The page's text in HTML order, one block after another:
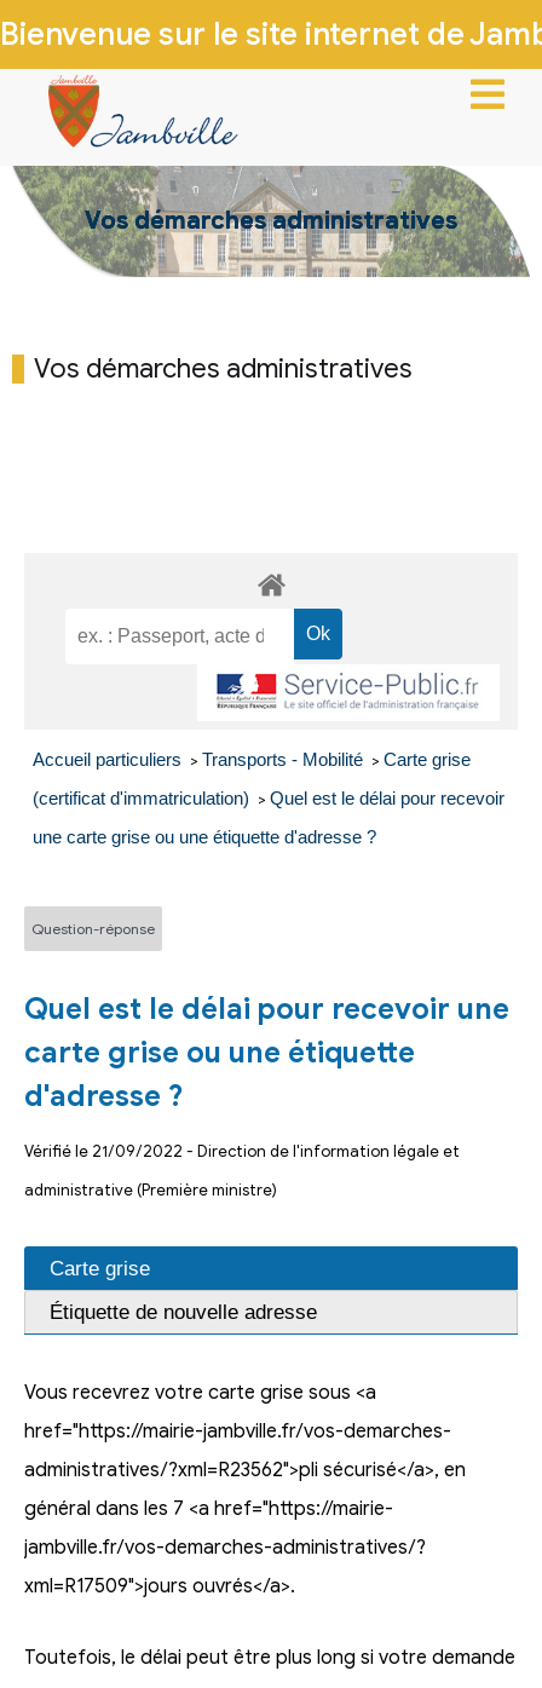
Bienvenue sur le site internet de
ACCUEIL
VIE MUNICIPALE
VIE LOCALE
PATRIMOINE & HISTOIRE
Vos démarches administratives
Vos démarches administratives
Accueil particuliers > Transports - Mobilité > Carte grise
(certificat d'immatriculation) > Quel est le délai pour recevoir
une carte grise ou une étiquette d'adresse ?
Question-réponse
Quel est le délai pour recevoir une
carte grise ou une étiquette
d'adresse ?
Vérifié le 21/09/2022 - Direction de l'information légale et
administrative (Première ministre)
Carte grise
Étiquette de nouvelle adresse
Vous recevrez votre carte grise sous <a
href="https://mairie-jambville.fr/vos-demarches-
administratives/?xml=R23562">pli sécurisé</a>, en
général dans les 7 <a href="https://mairie-
jambville.fr/vos-demarches-administratives/?
xml=R17509">jours ouvrés</a>.
Toutefois, le délai peut être plus long si votre demande